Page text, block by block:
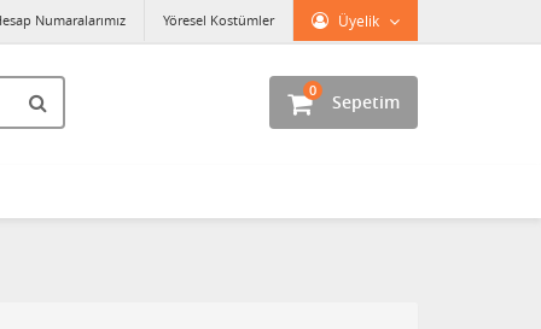
Üyelik
Numaralarımız Yöresel Kostümler
Sepetim
0